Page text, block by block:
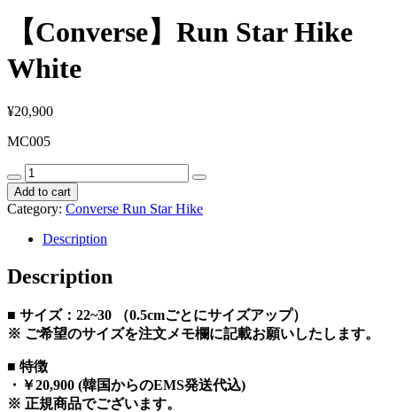
【Converse】Run Star Hike
White
¥20,900
MC005
【Converse】
Run
Star
Hike
White
Add to cart
Category: Converse Run Star Hike
Description
Description
■ サイズ：22~30 （0.5cmごとにサイズアップ）
※ ご希望のサイズを注文メモ欄に記載お願いしたします。
■ 特徴
・￥20,900 (韓国からのEMS発送代込)
※ 正規商品でございます。